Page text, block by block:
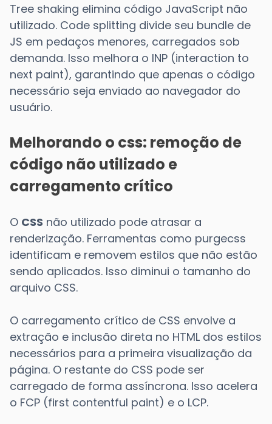
Tree shaking elimina código JavaScript não
utilizado. Code splitting divide seu bundle de
JS em pedaços menores, carregados sob
demanda. Isso melhora o INP (interaction to
next paint), garantindo que apenas o código
necessário seja enviado ao navegador do
usuário.
Melhorando o css: remoção de
código não utilizado e
carregamento crítico
O CSS não utilizado pode atrasar a
renderização. Ferramentas como purgecss
identificam e removem estilos que não estão
sendo aplicados. Isso diminui o tamanho do
arquivo CSS.
O carregamento crítico de CSS envolve a
extração e inclusão direta no HTML dos estilos
necessários para a primeira visualização da
página. O restante do CSS pode ser
carregado de forma assíncrona. Isso acelera
o FCP (first contentful paint) e o LCP.